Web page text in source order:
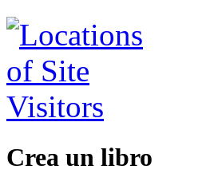
Crea un libro